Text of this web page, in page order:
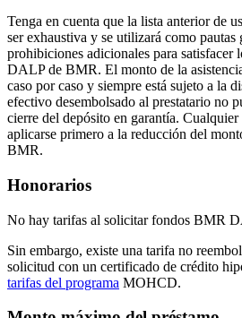
Tenga en cuenta que la lista anterior de
ser exhaustiva y se utilizará como pautas
prohibiciones adicionales para satisfacer
DALP de BMR. El monto de la
caso por caso y siempre está sujeto a la
efectivo desembolsado al prestatario no
cierre del depósito en garantía.
aplicarse primero a la reducción del
BMR.
Honorarios
No hay tarifas al solicitar fondos BMR
Sin embargo, existe una tarifa no
solicitud con un certificado de crédito
tarifas del programa MOHCD.